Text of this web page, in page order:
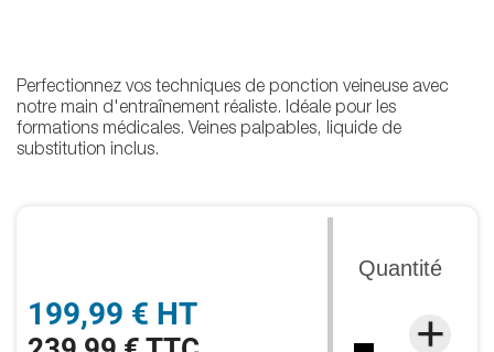
199,99 € HT
Quantité
Perfectionnez vos techniques de ponction veineuse avec
notre main d'entraînement réaliste. Idéale pour les
formations médicales. Veines palpables, liquide de
substitution inclus.